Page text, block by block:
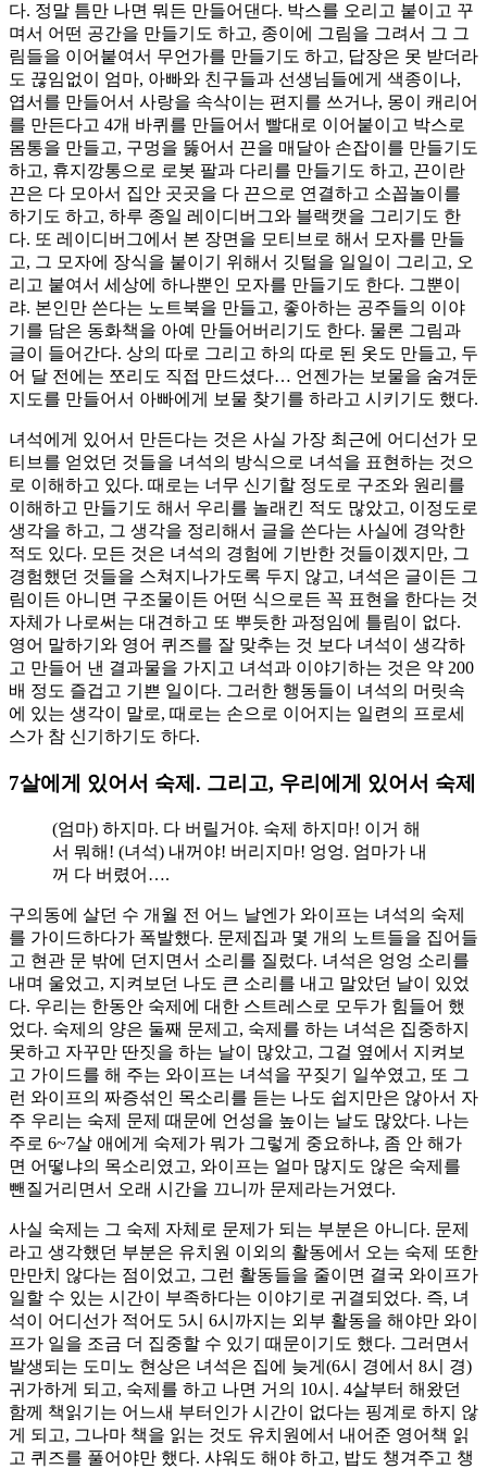
다. 정말 틈만 나면 뭐든 만들어댄다. 박스를 오리고 붙이고 꾸
며서 어떤 공간을 만들기도 하고, 종이에 그림을 그려서 그 그
림들을 이어붙여서 무언가를 만들기도 하고, 답장은 못 받더라
도 끊임없이 엄마, 아빠와 친구들과 선생님들에게 색종이나,
엽서를 만들어서 사랑을 속삭이는 편지를 쓰거나, 몽이 캐리어
를 만든다고 4개 바퀴를 만들어서 빨대로 이어붙이고 박스로
몸통을 만들고, 구멍을 뚫어서 끈을 매달아 손잡이를 만들기도
하고, 휴지깡통으로 로봇 팔과 다리를 만들기도 하고, 끈이란
끈은 다 모아서 집안 곳곳을 다 끈으로 연결하고 소꼽놀이를
하기도 하고, 하루 종일 레이디버그와 블랙캣을 그리기도 한
다. 또 레이디버그에서 본 장면을 모티브로 해서 모자를 만들
고, 그 모자에 장식을 붙이기 위해서 깃털을 일일이 그리고, 오
리고 붙여서 세상에 하나뿐인 모자를 만들기도 한다. 그뿐이
랴. 본인만 쓴다는 노트북을 만들고, 좋아하는 공주들의 이야
기를 담은 동화책을 아예 만들어버리기도 한다. 물론 그림과
글이 들어간다. 상의 따로 그리고 하의 따로 된 옷도 만들고, 두
어 달 전에는 쪼리도 직접 만드셨다… 언젠가는 보물을 숨겨둔
지도를 만들어서 아빠에게 보물 찾기를 하라고 시키기도 했다.
녀석에게 있어서 만든다는 것은 사실 가장 최근에 어디선가 모
티브를 얻었던 것들을 녀석의 방식으로 녀석을 표현하는 것으
로 이해하고 있다. 때로는 너무 신기할 정도로 구조와 원리를
이해하고 만들기도 해서 우리를 놀래킨 적도 많았고, 이정도로
생각을 하고, 그 생각을 정리해서 글을 쓴다는 사실에 경악한
적도 있다. 모든 것은 녀석의 경험에 기반한 것들이겠지만, 그
경험했던 것들을 스쳐지나가도록 두지 않고, 녀석은 글이든 그
림이든 아니면 구조물이든 어떤 식으로든 꼭 표현을 한다는 것
자체가 나로써는 대견하고 또 뿌듯한 과정임에 틀림이 없다.
영어 말하기와 영어 퀴즈를 잘 맞추는 것 보다 녀석이 생각하
고 만들어 낸 결과물을 가지고 녀석과 이야기하는 것은 약 200
배 정도 즐겁고 기쁜 일이다. 그러한 행동들이 녀석의 머릿속
에 있는 생각이 말로, 때로는 손으로 이어지는 일련의 프로세
스가 참 신기하기도 하다.
7살에게 있어서 숙제. 그리고, 우리에게 있어서 숙제
(엄마) 하지마. 다 버릴거야. 숙제 하지마! 이거 해
서 뭐해! (녀석) 내꺼야! 버리지마! 엉엉. 엄마가 내
꺼 다 버렸어….
구의동에 살던 수 개월 전 어느 날엔가 와이프는 녀석의 숙제
를 가이드하다가 폭발했다. 문제집과 몇 개의 노트들을 집어들
고 현관 문 밖에 던지면서 소리를 질렀다. 녀석은 엉엉 소리를
내며 울었고, 지켜보던 나도 큰 소리를 내고 말았던 날이 있었
다. 우리는 한동안 숙제에 대한 스트레스로 모두가 힘들어 했
었다. 숙제의 양은 둘째 문제고, 숙제를 하는 녀석은 집중하지
못하고 자꾸만 딴짓을 하는 날이 많았고, 그걸 옆에서 지켜보
고 가이드를 해 주는 와이프는 녀석을 꾸짖기 일쑤였고, 또 그
런 와이프의 짜증섞인 목소리를 듣는 나도 쉽지만은 않아서 자
주 우리는 숙제 문제 때문에 언성을 높이는 날도 많았다. 나는
주로 6~7살 애에게 숙제가 뭐가 그렇게 중요하냐, 좀 안 해가
면 어떻냐의 목소리였고, 와이프는 얼마 많지도 않은 숙제를
뺀질거리면서 오래 시간을 끄니까 문제라는거였다.
사실 숙제는 그 숙제 자체로 문제가 되는 부분은 아니다. 문제
라고 생각했던 부분은 유치원 이외의 활동에서 오는 숙제 또한
만만치 않다는 점이었고, 그런 활동들을 줄이면 결국 와이프가
일할 수 있는 시간이 부족하다는 이야기로 귀결되었다. 즉, 녀
석이 어디선가 적어도 5시 6시까지는 외부 활동을 해야만 와이
프가 일을 조금 더 집중할 수 있기 때문이기도 했다. 그러면서
발생되는 도미노 현상은 녀석은 집에 늦게(6시 경에서 8시 경)
귀가하게 되고, 숙제를 하고 나면 거의 10시. 4살부터 해왔던
함께 책읽기는 어느새 부터인가 시간이 없다는 핑계로 하지 않
게 되고, 그나마 책을 읽는 것도 유치원에서 내어준 영어책 읽
고 퀴즈를 풀어야만 했다. 샤워도 해야 하고, 밥도 챙겨주고 챙